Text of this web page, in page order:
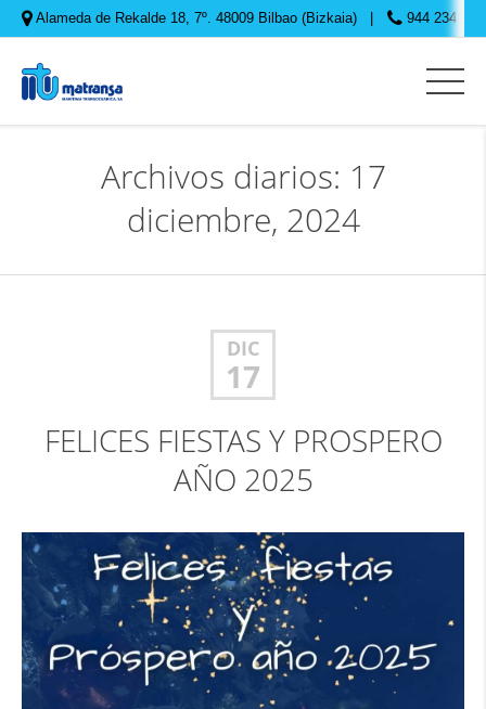
Alameda de Rekalde 18, 7º. 48009 Bilbao (Bizkaia) 944 234 645
Archivos diarios: 17
diciembre, 2024
DIC
17
FELICES FIESTAS Y PROSPERO
AÑO 2025